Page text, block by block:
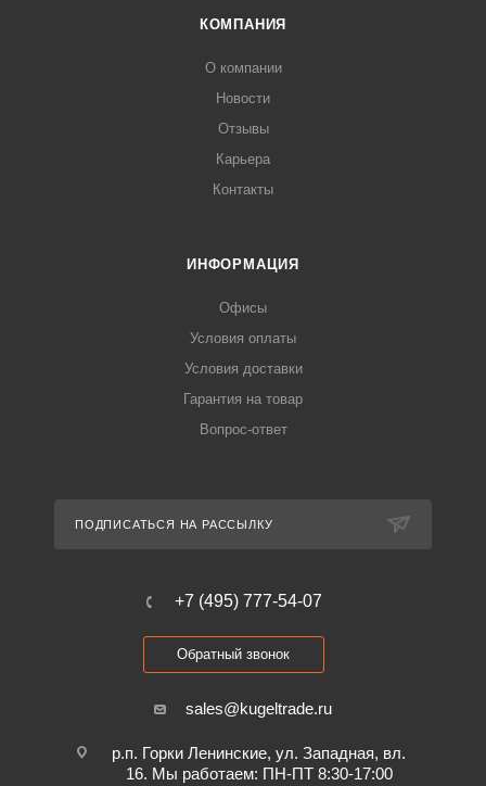
КОМПАНИЯ
О компании
Новости
Отзывы
Карьера
Контакты
ИНФОРМАЦИЯ
Офисы
Условия оплаты
Условия доставки
Гарантия на товар
Вопрос-ответ
ПОДПИСАТЬСЯ НА РАССЫЛКУ
+7 (495) 777-54-07
Обратный звонок
sales@kugeltrade.ru
р.п. Горки Ленинские, ул. Западная, вл.
16. Мы работаем: ПН-ПТ 8:30-17:00